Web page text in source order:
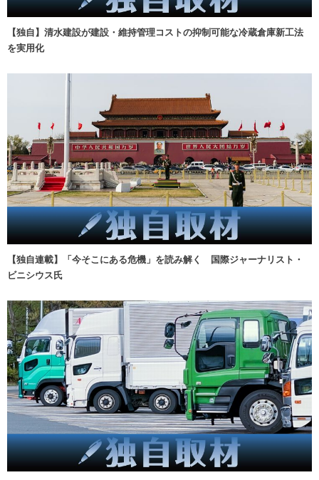
【独自】清水建設が建設・維持管理コストの抑制可能な冷蔵倉庫新工法
を実用化
【独自連載】「今そこにある危機」を読み解く 国際ジャーナリスト・
ビニシウス氏